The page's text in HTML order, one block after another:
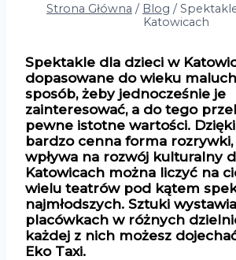
Strona Główna / Blog /
Katowicach
Spektakle dla dzieci w
dopasowane do wieku
sposób, żeby jednocześnie je
zainteresować, a do tego
pewne istotne wartości.
bardzo cenna forma
wpływa na rozwój kulturalny
Katowicach można liczyć na
wielu teatrów pod kątem
najmłodszych. Sztuki
placówkach w różnych
każdej z nich możesz
Eko Taxi.